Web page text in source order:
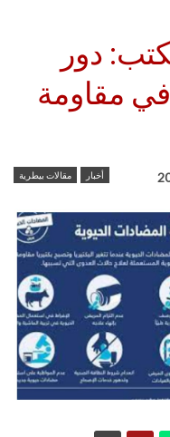
دور
مقاومة
أخبار مقالات بيطرية